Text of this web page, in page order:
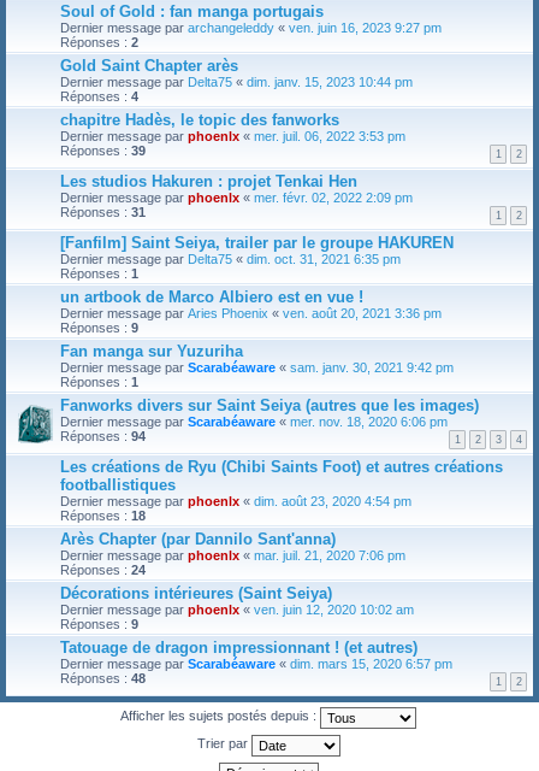
Soul of Gold : fan manga portugais
Dernier message par archangeleddy « ven. juin 16, 2023 9:27 pm
Réponses : 2
Gold Saint Chapter arès
Dernier message par Delta75 « dim. janv. 15, 2023 10:44 pm
Réponses : 4
chapitre Hadès, le topic des fanworks
Dernier message par phoenlx « mer. juil. 06, 2022 3:53 pm
Réponses : 39 1 2
Les studios Hakuren : projet Tenkai Hen
Dernier message par phoenlx « mer. févr. 02, 2022 2:09 pm
Réponses : 31 1 2
[Fanfilm] Saint Seiya, trailer par le groupe HAKUREN
Dernier message par Delta75 « dim. oct. 31, 2021 6:35 pm
Réponses : 1
un artbook de Marco Albiero est en vue !
Dernier message par Aries Phoenix « ven. août 20, 2021 3:36 pm
Réponses : 9
Fan manga sur Yuzuriha
Dernier message par Scarabéaware « sam. janv. 30, 2021 9:42 pm
Réponses : 1
Fanworks divers sur Saint Seiya (autres que les images)
Dernier message par Scarabéaware « mer. nov. 18, 2020 6:06 pm
Réponses : 94 1 2 3 4
Les créations de Ryu (Chibi Saints Foot) et autres créations
footballistiques
Dernier message par phoenlx « dim. août 23, 2020 4:54 pm
Réponses : 18
Arès Chapter (par Dannilo Sant'anna)
Dernier message par phoenlx « mar. juil. 21, 2020 7:06 pm
Réponses : 24
Décorations intérieures (Saint Seiya)
Dernier message par phoenlx « ven. juin 12, 2020 10:02 am
Réponses : 9
Tatouage de dragon impressionnant ! (et autres)
Dernier message par Scarabéaware « dim. mars 15, 2020 6:57 pm
Réponses : 48 1 2
Afficher les sujets postés depuis :
Trier par